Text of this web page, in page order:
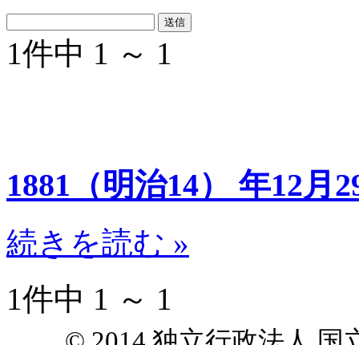
1件中 1 ～ 1
1881（明治14） 年12月
続きを読む »
1件中 1 ～ 1